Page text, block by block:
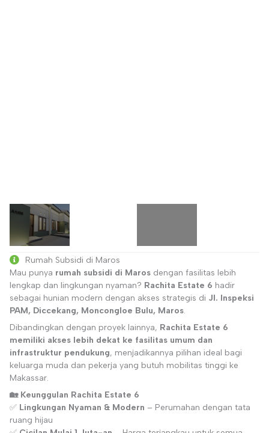
Rumah Subsidi di Maros
Mau punya rumah subsidi di Maros dengan fasilitas lebih
lengkap dan lingkungan nyaman? Rachita Estate 6 hadir
sebagai hunian modern dengan akses strategis di Jl. Inspeksi
PAM, Diccekang, Moncongloe Bulu, Maros.
Dibandingkan dengan proyek lainnya, Rachita Estate 6
memiliki akses lebih dekat ke fasilitas umum dan
infrastruktur pendukung, menjadikannya pilihan ideal bagi
keluarga muda dan pekerja yang butuh mobilitas tinggi ke
Makassar.
🏡 Keunggulan Rachita Estate 6
✅ Lingkungan Nyaman & Modern – Perumahan dengan tata
ruang hijau